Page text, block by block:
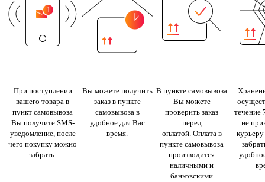
При поступлении
вашего товара в
пункт самовывоза
Вы получите SMS-
уведомление, после
чего покупку можно
забрать.
Вы можете получить
заказ в пункте
самовывоза в
удобное для Вас
время.
В пункте самовывоза
Вы можете
проверить заказ
перед
оплатой. Оплата в
пункте самовывоза
производится
наличными и
банковскими
течение
не